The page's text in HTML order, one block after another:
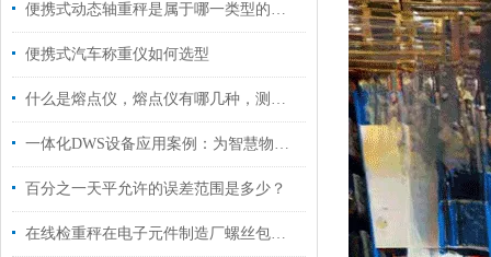
便携式动态轴重秤是属于哪一类型的称重设备?
便携式汽车称重仪如何选型
什么是熔点仪，熔点仪有哪几种，测量原理是什么？
一体化DWS设备应用案例：为智慧物流枢纽打造“无人化”数据采集通道
百分之一天平允许的误差范围是多少？
在线检重秤在电子元件制造厂螺丝包装称重中的应用案例